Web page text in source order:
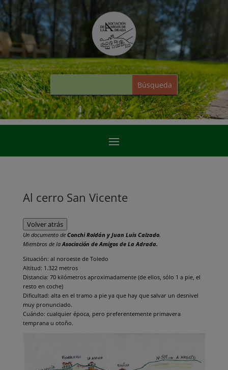
Al cerro San Vicente
Volver atrás
Un documento de Conchi Roldán y Juan Luis Calzado.
Miembros de laAsociación de Amigos de La Adrada.
Situación: al noroeste de Toledo
Altitud: 1.322 metros
Distancia: 70 kilómetros aproximadamente (de ellos, sólo 1 a pie, el
resto en coche)
Dificultad: alta en el tramo a pie ya que hay que salvar un desnivel
muy pronunciado.
Cuándo: cualquier época, pero preferentemente primavera
temprana u otoño.